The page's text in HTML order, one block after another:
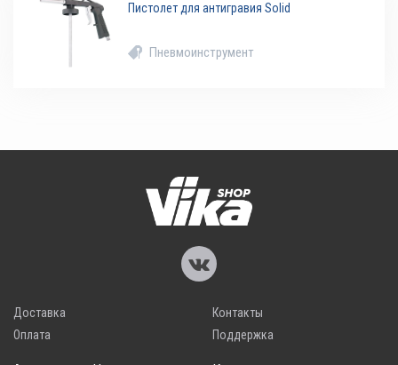
Пистолет для антигравия Solid
Пневмоинструмент
Доставка
Оплата
Контакты
Поддержка